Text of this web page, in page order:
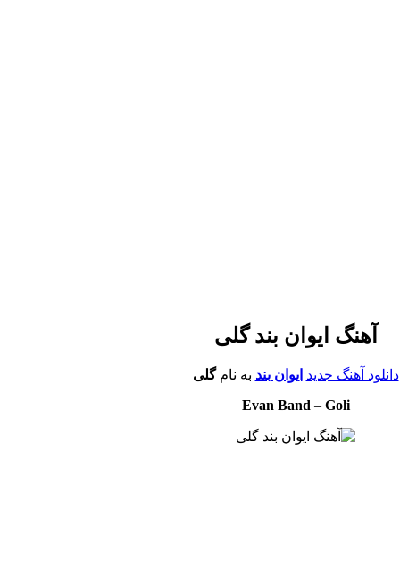
آهنگ ایوان بند گلی
دانلود آهنگ جدید ایوان بند به نامگلی
Evan Band – Goli